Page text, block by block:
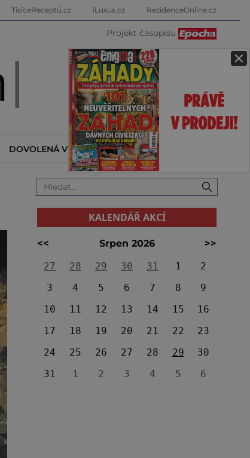
×
TisíceReceptů.cz iLuxus.cz RezidenceOnline.cz
Projekt časopisu
DOVOLENÁ V ZAHRANIČÍ KALENDÁŘ AKCÍ
KALENDÁŘ AKCÍ
<< Srpen 2026
>>
27
28 29 30 31 1
2
3
4 5 6 7 8
9
10
11 12 13 14 15
16
17
18 19 20 21 22
23
24
25 26 27 28 29
30
31
1 2 3 4 5 6